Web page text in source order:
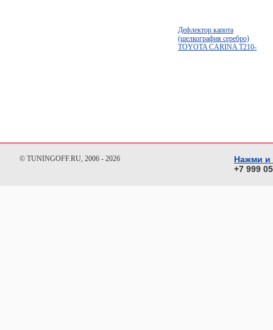
Дефлектор капота
(шелкография серебро)
TOYOTA CARINA T210-
© TUNINGOFF.RU, 2006 - 2026
Нажми и
+7 999